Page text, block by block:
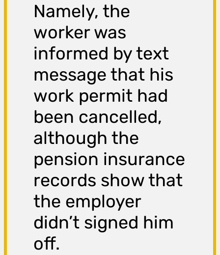
Namely, the
worker was
informed by text
message that his
work permit had
been cancelled,
although the
pension insurance
records show that
the employer
didn’t signed him
off.